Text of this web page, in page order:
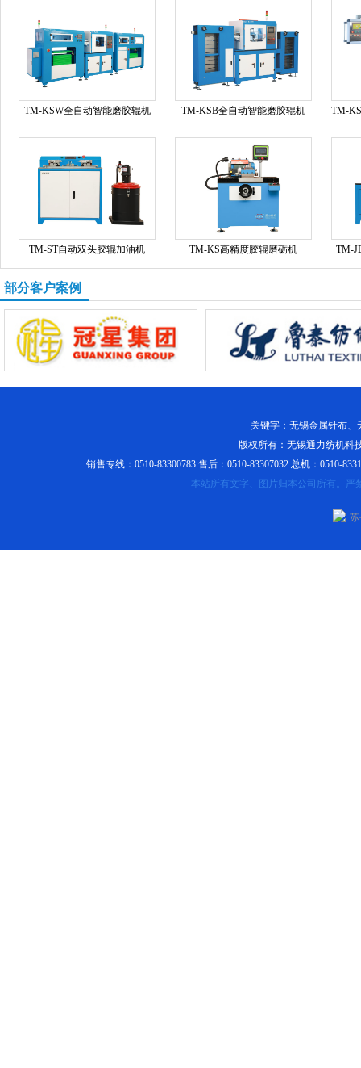
TM-KSW全自动智能磨胶辊机 TM-KSB全自动智能磨胶辊机 TM-
TM-ST自动双头胶辊加油机 TM-KS高精度胶辊磨砺机 TM-
部分客户案例
关键字： 无锡金属针布、
版权所有：无锡通力纺机科
销售专线：0510-83300783 售后：0510-83307032 总机：0510-
本站所有文字、图片归本公司所有。严
苏